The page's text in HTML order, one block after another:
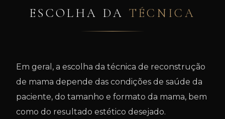
ESCOLHA DA TÉCNICA
Em geral, a escolha da técnica de reconstrução
de mama depende das condições de saúde da
paciente, do tamanho e formato da mama, bem
como do resultado estético desejado.